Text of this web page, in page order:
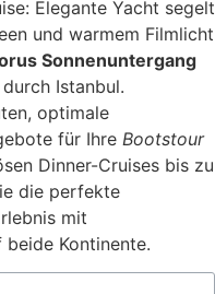
Sonnenuntergang
durch Istanbul.
optimale
für Ihre Bootstour
Dinner-Cruises bis zu
die perfekte
mit
Kontinente.